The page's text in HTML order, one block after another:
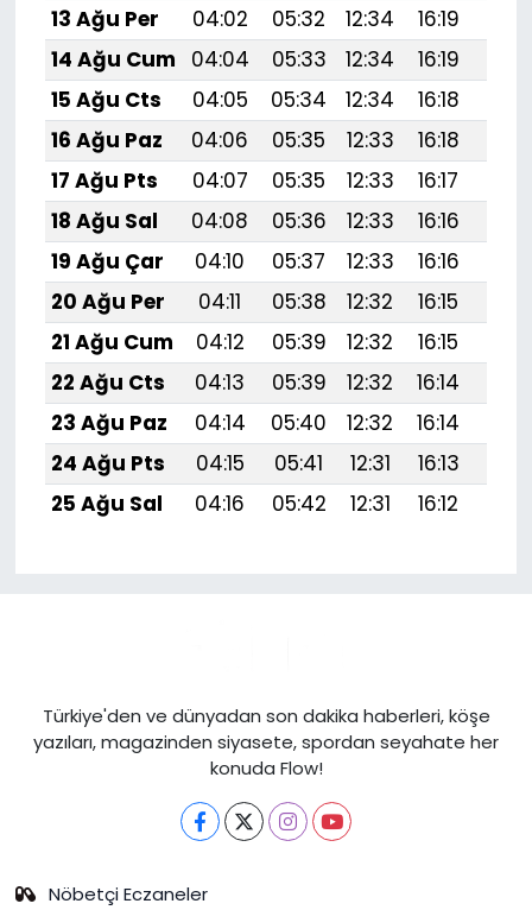
13 Ağu Per
04:02 05:32 12:34 16:19
14 Ağu Cum
04:04 05:33 12:34 16:19
15 Ağu Cts
04:05 05:34 12:34 16:18
16 Ağu Paz
04:06 05:35 12:33 16:18
17 Ağu Pts
04:07 05:35 12:33 16:17
18 Ağu Sal
04:08 05:36 12:33 16:16
19 Ağu Çar
04:10 05:37 12:33 16:16
20 Ağu Per
04:11 05:38 12:32 16:15
21 Ağu Cum
04:12 05:39 12:32 16:15
22 Ağu Cts
04:13 05:39 12:32 16:14
23 Ağu Paz
04:14 05:40 12:32 16:14
24 Ağu Pts
04:15 05:41 12:31 16:13
25 Ağu Sal
04:16 05:42 12:31 16:12
Türkiye'den ve dünyadan son dakika haberleri, köşe
yazıları, magazinden siyasete, spordan seyahate her
konuda Flow!
Nöbetçi Eczaneler